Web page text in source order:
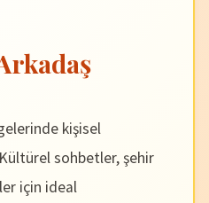
kişisel
sohbetler, şehir
için ideal